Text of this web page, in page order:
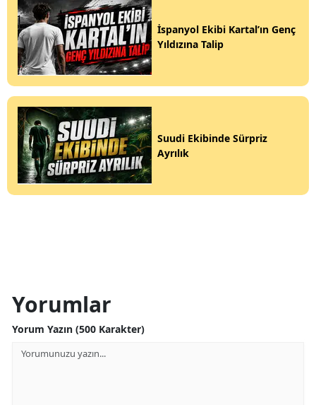
İspanyol Ekibi Kartal’ın Genç
Yıldızına Talip
Suudi Ekibinde Sürpriz
Ayrılık
Yorumlar
Yorum Yazın (500 Karakter)